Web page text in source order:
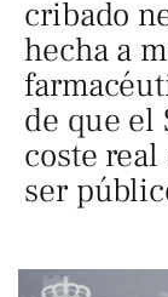
cribado
hecha a
de que el
coste
ser